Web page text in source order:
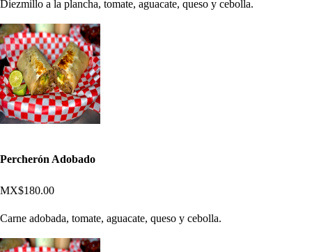
Diezmillo a la plancha, tomate, aguacate, queso y cebolla.
Percherón Adobado
MX$180.00
Carne adobada, tomate, aguacate, queso y cebolla.